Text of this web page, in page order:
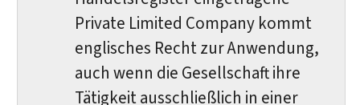
Private Limited Company kommt
englisches Recht zur Anwendung,
auch wenn die Gesellschaft ihre
Tätigkeit ausschließlich in einer